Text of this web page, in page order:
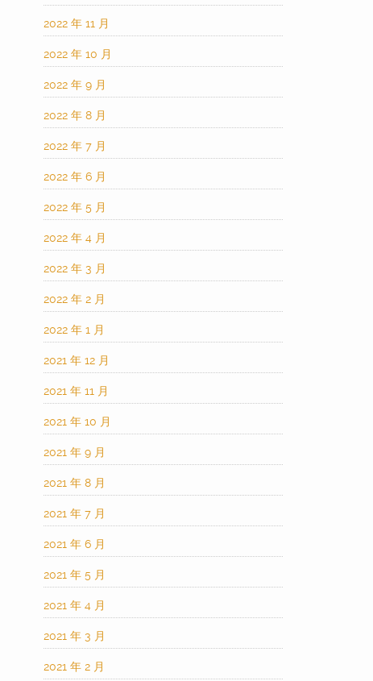
2022 年 11 月
2022 年 10 月
2022 年 9 月
2022 年 8 月
2022 年 7 月
2022 年 6 月
2022 年 5 月
2022 年 4 月
2022 年 3 月
2022 年 2 月
2022 年 1 月
2021 年 12 月
2021 年 11 月
2021 年 10 月
2021 年 9 月
2021 年 8 月
2021 年 7 月
2021 年 6 月
2021 年 5 月
2021 年 4 月
2021 年 3 月
2021 年 2 月